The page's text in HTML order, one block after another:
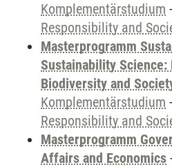
Komplementärstudium -
Responsibility and
Masterprogramm
Sustainability Science:
Biodiversity and
Komplementärstudium -
Responsibility and
Masterprogramm
Affairs and Economics